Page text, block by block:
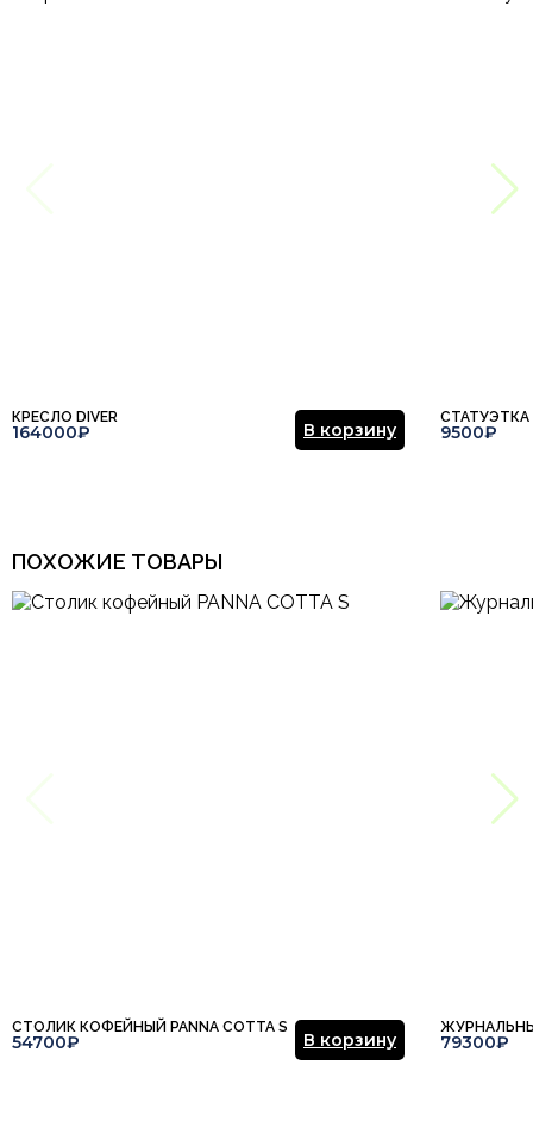
КРЕСЛО DIVER
164000₽ В корзину
СТАТУЭТКА
9500₽
ПОХОЖИЕ ТОВАРЫ
СТОЛИК КОФЕЙНЫЙ PANNA COTTA S
54700₽ В корзину 79300₽